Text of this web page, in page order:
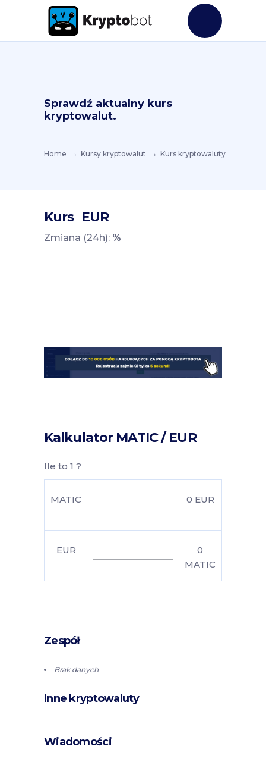
Sprawdź aktualny kurs
kryptowalut.
Home Kursy kryptowalut Kurs kryptowaluty
Kurs EUR
Zmiana (24h): %
Kalkulator MATIC / EUR
Ile to 1 ?
MATIC 0 EUR
EUR
0
MATIC
Zespół
Brak danych
Inne kryptowaluty
Wiadomości